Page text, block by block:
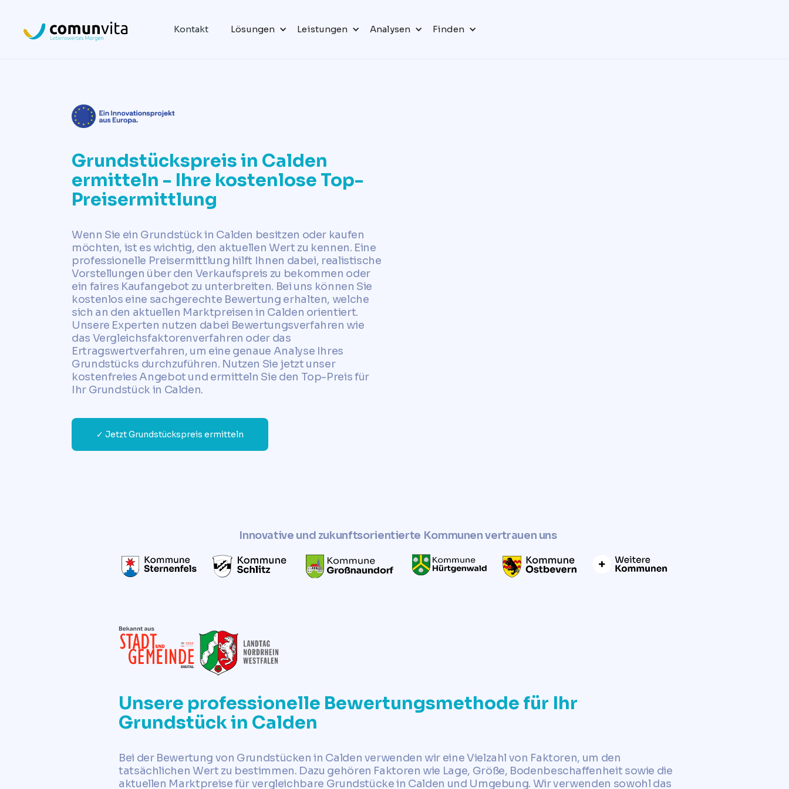
Kontakt Lösungen Leistungen Analysen Finden
Grundstückspreis in Calden
ermitteln - Ihre kostenlose Top-
Preisermittlung
Wenn Sie ein Grundstück in Calden besitzen oder kaufen
möchten, ist es wichtig, den aktuellen Wert zu kennen. Eine
professionelle Preisermittlung hilft Ihnen dabei, realistische
Vorstellungen über den Verkaufspreis zu bekommen oder
ein faires Kaufangebot zu unterbreiten. Bei uns können Sie
kostenlos eine sachgerechte Bewertung erhalten, welche
sich an den aktuellen Marktpreisen in Calden orientiert.
Unsere Experten nutzen dabei Bewertungsverfahren wie
das Vergleichsfaktorenverfahren oder das
Ertragswertverfahren, um eine genaue Analyse Ihres
Grundstücks durchzuführen. Nutzen Sie jetzt unser
kostenfreies Angebot und ermitteln Sie den Top-Preis für
Ihr Grundstück in Calden.
✓ Jetzt Grundstückspreis ermitteln
Innovative und zukunftsorientierte Kommunen vertrauen uns
Unsere professionelle Bewertungsmethode für Ihr
Grundstück in Calden
Bei der Bewertung von Grundstücken in Calden verwenden wir eine Vielzahl von Faktoren, um den
tatsächlichen Wert zu bestimmen. Dazu gehören Faktoren wie Lage, Größe, Bodenbeschaffenheit sowie die
aktuellen Marktpreise für vergleichbare Grundstücke in Calden und Umgebung. Wir verwenden sowohl das